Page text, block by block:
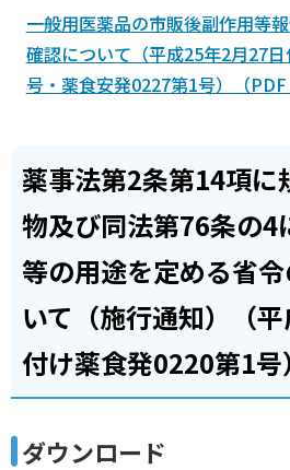
一般用医薬品の市販後副作用等
確認について（平成25年2月27
号・薬食安発0227第1号）（PDF
薬事法第2条第14項に
物及び同法第76条の4
等の用途を定める省
いて（施行通知）（
付け薬食発0220第1号）
ダウンロード